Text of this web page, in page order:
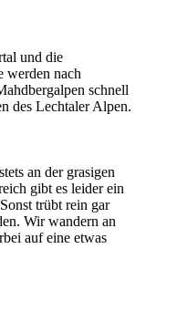
und die
werden nach
schnell
des Lechtaler Alpen.
an der grasigen
gibt es leider ein
trübt rein gar
Wir wandern an
auf eine etwas